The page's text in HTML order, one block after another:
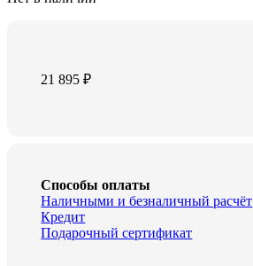
21 895₽
Способы оплаты
Наличными и безналичный расчёт
Кредит
Подарочный сертификат